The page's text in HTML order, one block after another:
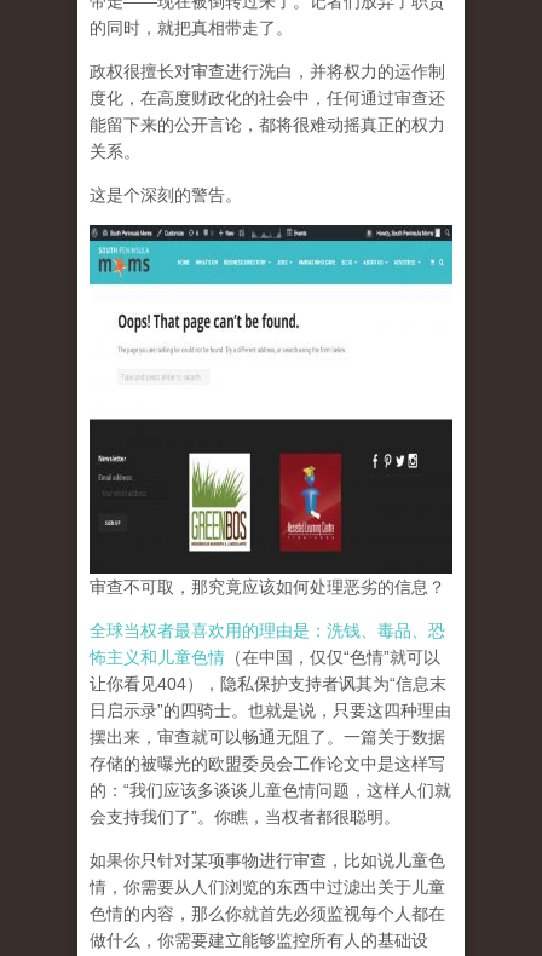
的同时，就把真相带走了。
政权很擅长对审查进行洗白，并将权力的运作制
度化，在高度财政化的社会中，任何通过审查还
能留下来的公开言论，都将很难动摇真正的权力
关系。
这是个深刻的警告。
审查不可取，那究竟应该如何处理恶劣的信息？
全球当权者最喜欢用的理由是：洗钱、毒品、恐
怖主义和儿童色情 （在中国，仅仅“色情”就可以
让你看见404），隐私保护支持者讽其为“信息末
日启示录”的四骑士。也就是说，只要这四种理由
摆出来，审查就可以畅通无阻了。一篇关于数据
存储的被曝光的欧盟委员会工作论文中是这样写
的：“我们应该多谈谈儿童色情问题，这样人们就
会支持我们了”。你瞧，当权者都很聪明。
如果你只针对某项事物进行审查，比如说儿童色
情，你需要从人们浏览的东西中过滤出关于儿童
色情的内容，那么你就首先必须监视每个人都在
做什么，你需要建立能够监控所有人的基础设